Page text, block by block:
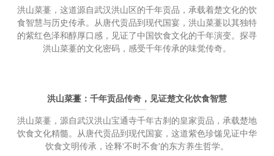
洪山菜薹，这道源自武汉洪山区的千年贡品，承载着楚文化的饮
食智慧与历史传承。从唐代贡品到现代国宴，洪山菜薹以其独特
的紫红色泽和醇厚口感，见证了中国饮食文化的千年演变。探寻
洪山菜薹的文化密码，感受千年传承的味觉传奇。
洪山菜薹：千年贡品传奇，见证楚文化饮食智慧
洪山菜薹，源自武汉洪山宝通寺千年古刹的皇家贡品，承载楚地
饮食文化精髓。从唐代贡品到现代国宴，这道紫色珍馐见证中华
饮食文明传承，诠释'不时不食'的东方养生哲学。